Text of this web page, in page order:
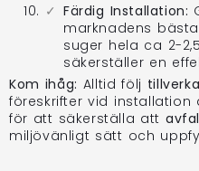
Färdig Installation:
marknadens bästa
suger hela ca 2-
säkerställer en
Kom ihåg: Alltid följ
föreskrifter vid
för att säkerställa att
miljövänligt sätt och